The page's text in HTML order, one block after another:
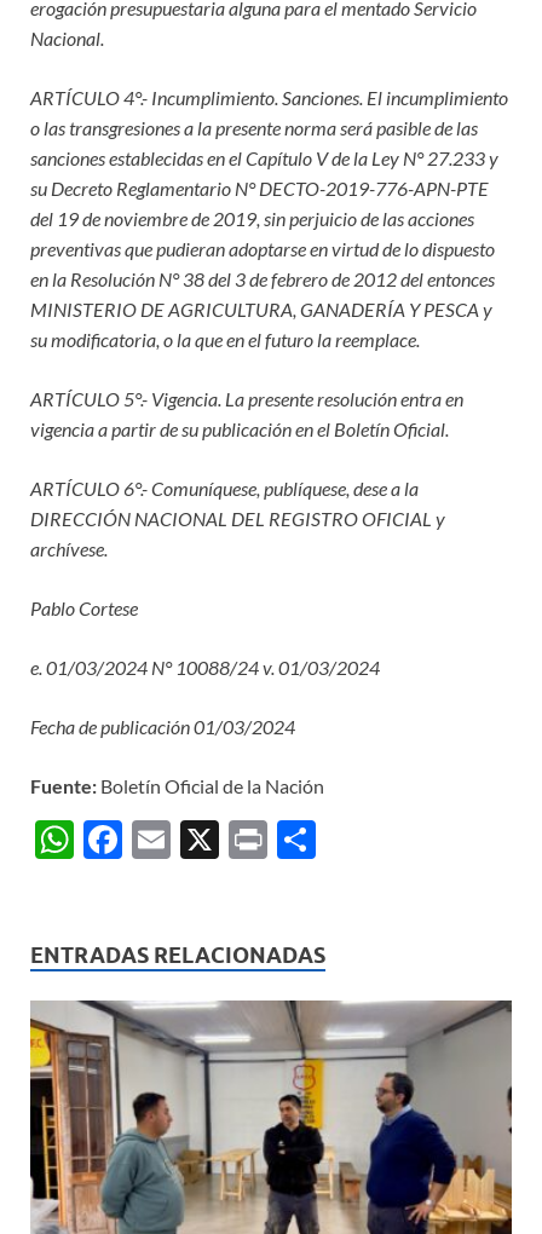
erogación presupuestaria alguna para el mentado Servicio
Nacional.
ARTÍCULO 4°.- Incumplimiento. Sanciones. El incumplimiento
o las transgresiones a la presente norma será pasible de las
sanciones establecidas en el Capítulo V de la Ley N° 27.233 y
su Decreto Reglamentario N° DECTO-2019-776-APN-PTE
del 19 de noviembre de 2019, sin perjuicio de las acciones
preventivas que pudieran adoptarse en virtud de lo dispuesto
en la Resolución N° 38 del 3 de febrero de 2012 del entonces
MINISTERIO DE AGRICULTURA, GANADERÍA Y PESCA y
su modificatoria, o la que en el futuro la reemplace.
ARTÍCULO 5°.- Vigencia. La presente resolución entra en
vigencia a partir de su publicación en el Boletín Oficial.
ARTÍCULO 6°.- Comuníquese, publíquese, dese a la
DIRECCIÓN NACIONAL DEL REGISTRO OFICIAL y
archívese.
Pablo Cortese
e. 01/03/2024 N° 10088/24 v. 01/03/2024
Fecha de publicación 01/03/2024
Fuente: Boletín Oficial de la Nación
W
s
A
p
p
F
b
o
o
E
X
P
p
ar
ti
r
ENTRADAS RELACIONADAS